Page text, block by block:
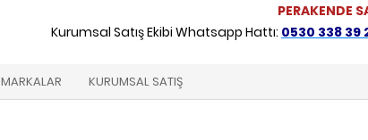
PERAKENDE
Kurumsal Satış Ekibi Whatsapp Hattı: 0530 338 39
MARKALAR KURUMSAL SATIŞ